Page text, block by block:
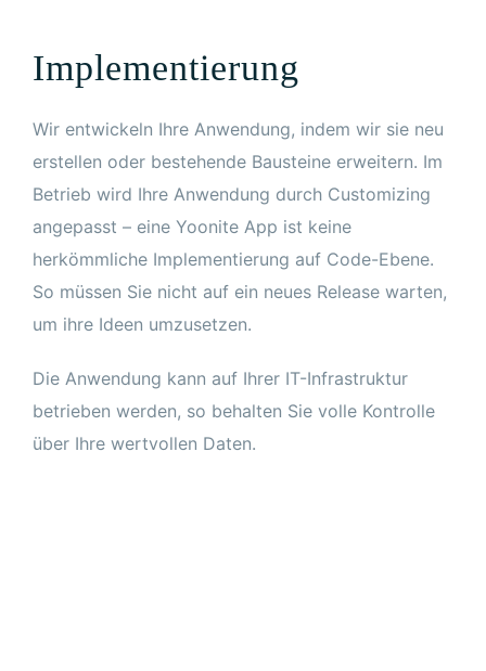
Implementierung
Wir entwickeln Ihre Anwendung, indem wir sie neu
erstellen oder bestehende Bausteine erweitern. Im
Betrieb wird Ihre Anwendung durch Customizing
angepasst – eine Yoonite App ist keine
herkömmliche Implementierung auf Code-Ebene.
So müssen Sie nicht auf ein neues Release warten,
um ihre Ideen umzusetzen.
Die Anwendung kann auf Ihrer IT-Infrastruktur
betrieben werden, so behalten Sie volle Kontrolle
über Ihre wertvollen Daten.